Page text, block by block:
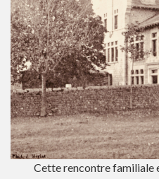
Cette rencontre familiale